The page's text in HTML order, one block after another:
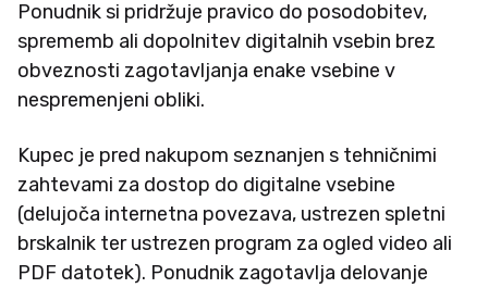
Ponudnik si pridržuje pravico do posodobitev,
sprememb ali dopolnitev digitalnih vsebin brez
obveznosti zagotavljanja enake vsebine v
nespremenjeni obliki.
Kupec je pred nakupom seznanjen s tehničnimi
zahtevami za dostop do digitalne vsebine
(delujoča internetna povezava, ustrezen spletni
brskalnik ter ustrezen program za ogled video ali
PDF datotek). Ponudnik zagotavlja delovanje